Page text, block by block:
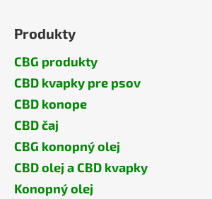
Produkty
CBG produkty
CBD kvapky pre psov
CBD konope
CBD čaj
CBG konopný olej
CBD olej a CBD kvapky
Konopný olej